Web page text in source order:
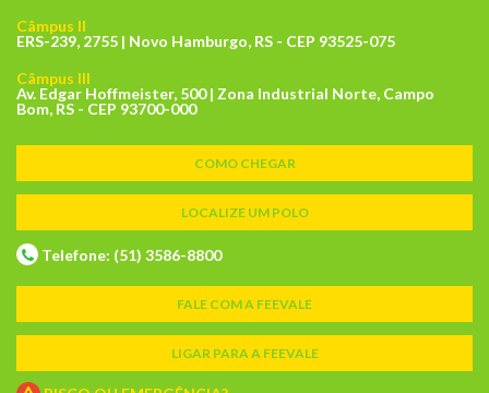
Câmpus II
ERS-239, 2755 | Novo Hamburgo, RS - CEP 93525-075
Câmpus III
Av. Edgar Hoffmeister, 500 | Zona Industrial Norte, Campo
Bom, RS - CEP 93700-000
COMO CHEGAR
LOCALIZE UM POLO
Telefone: (51) 3586-8800
FALE COM A FEEVALE
LIGAR PARA A FEEVALE